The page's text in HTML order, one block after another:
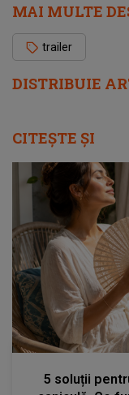
DISTRIBUIE
MAI MULTE
trailer
CITEȘTE ȘI
5 soluții